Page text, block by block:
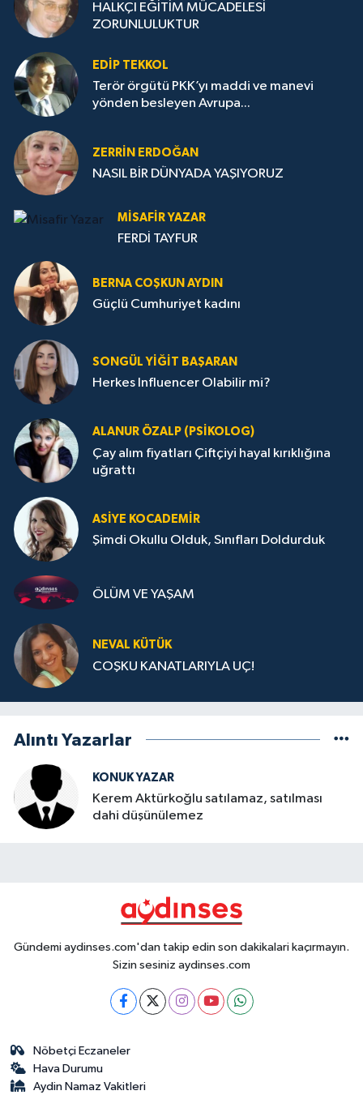
HALKÇI EĞİTİM MÜCADELESİ
ZORUNLULUKTUR
EDIP TEKKOL
Terör örgütü PKK’yı maddi ve manevi
yönden besleyen Avrupa...
ZERRIN ERDOĞAN
NASIL BİR DÜNYADA YAŞIYORUZ
MISAFIR YAZAR
FERDİ TAYFUR
BERNA COŞKUN AYDIN
Güçlü Cumhuriyet kadını
SONGÜL YIĞIT BAŞARAN
Herkes Influencer Olabilir mi?
ALANUR ÖZALP (PSIKOLOG)
Çay alım fiyatları Çiftçiyi hayal kırıklığına
uğrattı
ASIYE KOCADEMİR
Şimdi Okullu Olduk, Sınıfları Doldurduk
ÖLÜM VE YAŞAM
NEVAL KÜTÜK
COŞKU KANATLARIYLA UÇ!
Alıntı Yazarlar
KONUK YAZAR
Kerem Aktürkoğlu satılamaz, satılması
dahi düşünülemez
Gündemi aydinses.com'dan takip edin son dakikalari kaçırmayın.
Sizin sesiniz aydinses.com
Nöbetçi Eczaneler
Hava Durumu
Aydin Namaz Vakitleri